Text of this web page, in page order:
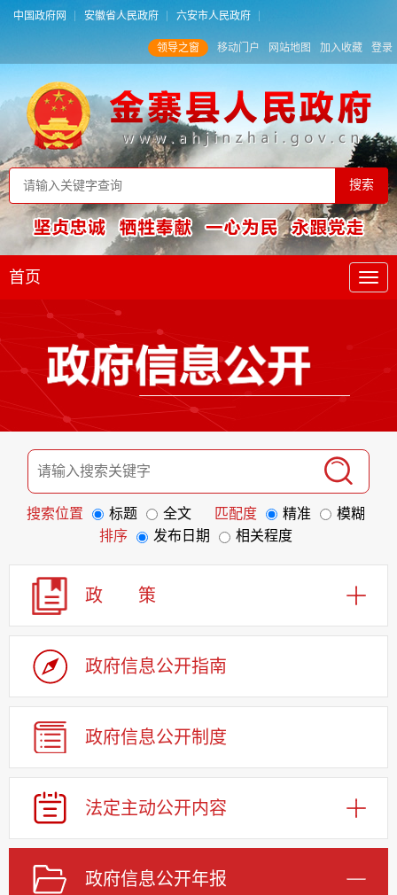
中国政府网 安徽省人民政府 六安市人民政府
领导之窗 移动门户 网站地图 加入收藏 登录
首页
搜索位置 标题 全文 匹配度 精准
模糊
排序
发布日期 相关程度
政 策
政府信息公开指南
政府信息公开制度
法定主动公开内容
政府信息公开年报